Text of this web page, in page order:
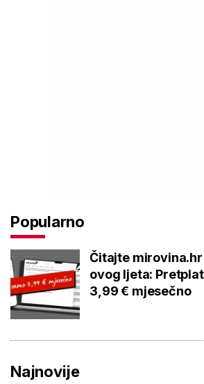
Popularno
Čitajte mirovina.hr
ovog ljeta:
3,99 € mjesečno
Najnovije